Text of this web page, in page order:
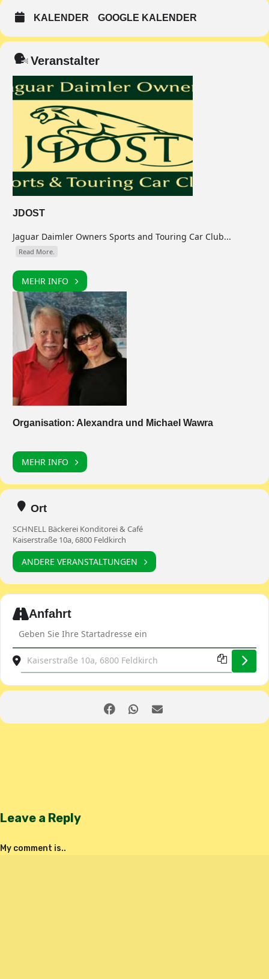
KALENDER GOOGLE KALENDER
Veranstalter
JDOST
Jaguar Daimler Owners Sports and Touring Car Club...
Read More.
MEHR INFO
Organisation: Alexandra und Michael Wawra
MEHR INFO
Ort
SCHNELL Bäckerei Konditorei & Café
Kaiserstraße 10a, 6800 Feldkirch
ANDERE VERANSTALTUNGEN
Expand
Anfahrt
Destination Address - Swiss Tour [hx8RG7sJb]
Leave a Reply
My comment is..